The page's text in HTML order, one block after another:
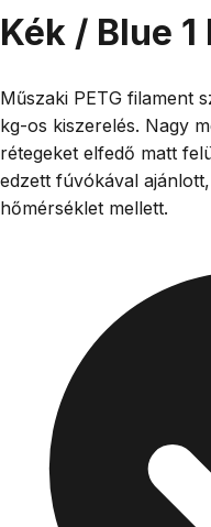
Kék / Blue 1
Műszaki PETG filament
kg-os kiszerelés. Nagy
rétegeket elfedő matt
edzett fúvókával
hőmérséklet mellett.